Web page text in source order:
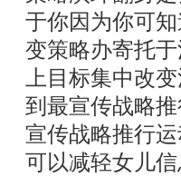
于你因为你可
变策略办寄托
上目标集中改
到最宣传战略
宣传战略推行
可以减轻女儿